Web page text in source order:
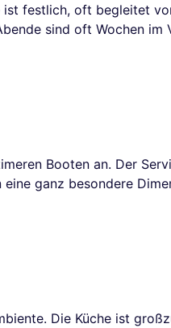
festlich, oft begleitet
sind oft Wochen im
Booten an. Der
ganz besondere
Die Küche ist